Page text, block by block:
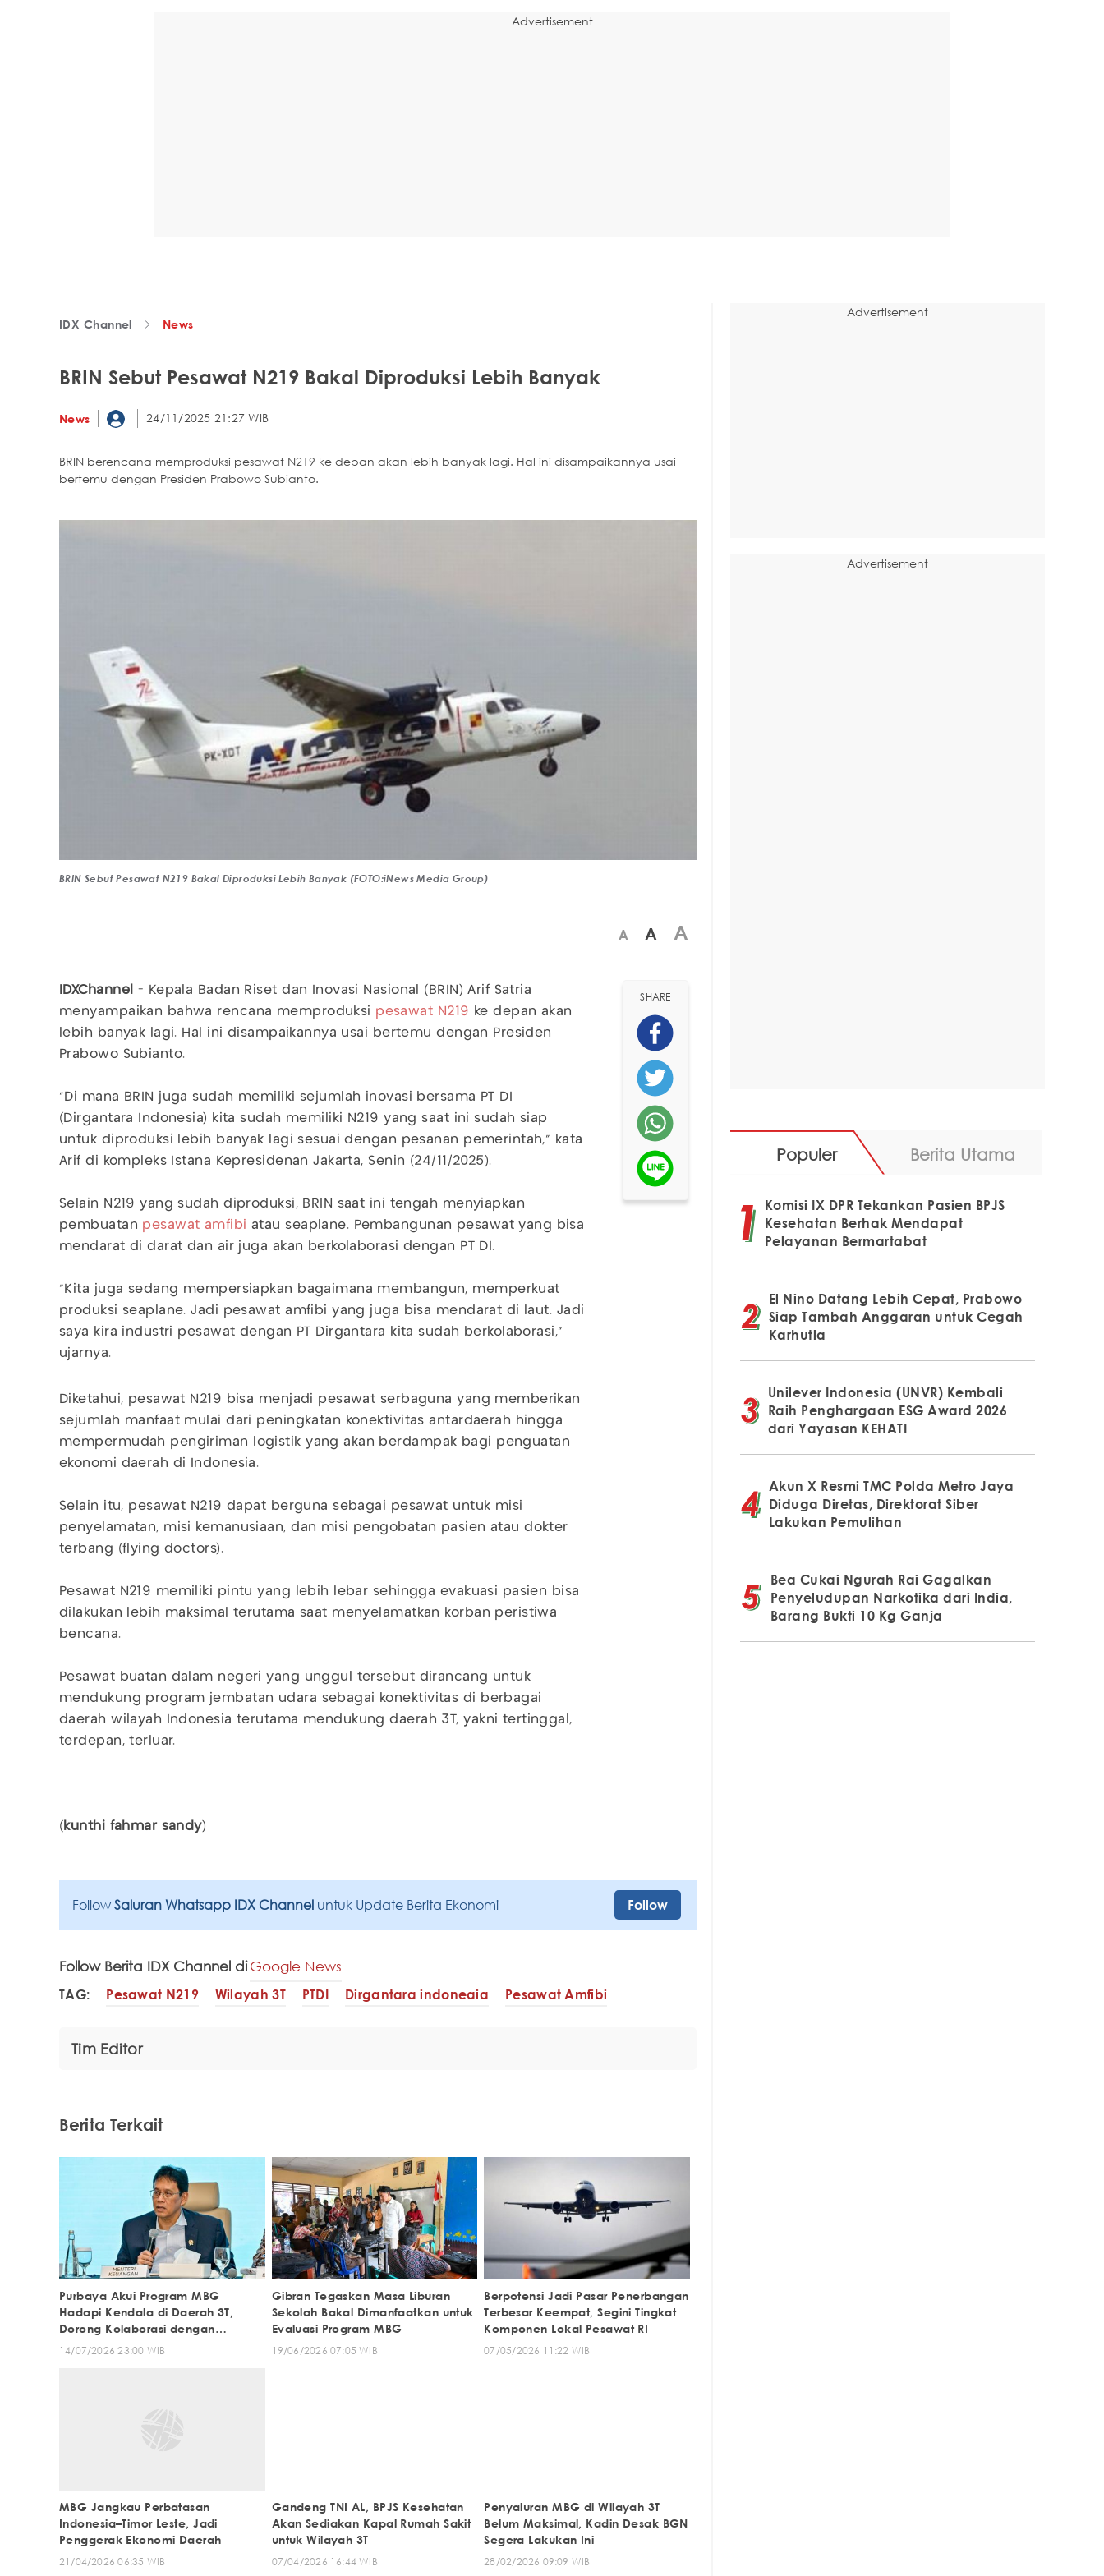
Advertisement
IDX Channel News
BRIN Sebut Pesawat N219 Bakal Diproduksi Lebih Banyak
News 24/11/2025 21:27 WIB
BRIN berencana memproduksi pesawat N219 ke depan akan lebih banyak lagi. Hal ini disampaikannya usai
bertemu dengan Presiden Prabowo Subianto.
BRIN Sebut Pesawat N219 Bakal Diproduksi Lebih Banyak (FOTO:iNews Media Group)
A A A
IDXChannel
- Kepala Badan Riset dan Inovasi Nasional (BRIN) Arif Satria
menyampaikan bahwa rencana memproduksi pesawat N219 ke depan akan
lebih banyak lagi. Hal ini disampaikannya usai bertemu dengan Presiden
Prabowo Subianto.
"Di mana BRIN juga sudah memiliki sejumlah inovasi bersama PT DI
(Dirgantara Indonesia) kita sudah memiliki N219 yang saat ini sudah siap
untuk diproduksi lebih banyak lagi sesuai dengan pesanan pemerintah," kata
Arif di kompleks Istana Kepresidenan Jakarta, Senin (24/11/2025).
Selain N219 yang sudah diproduksi, BRIN saat ini tengah menyiapkan
pembuatan pesawat amfibi atau seaplane. Pembangunan pesawat yang bisa
mendarat di darat dan air juga akan berkolaborasi dengan PT DI.
"Kita juga sedang mempersiapkan bagaimana membangun, memperkuat
produksi seaplane. Jadi pesawat amfibi yang juga bisa mendarat di laut. Jadi
saya kira industri pesawat dengan PT Dirgantara kita sudah berkolaborasi,"
ujarnya.
Diketahui, pesawat N219 bisa menjadi pesawat serbaguna yang memberikan
sejumlah manfaat mulai dari peningkatan konektivitas antardaerah hingga
mempermudah pengiriman logistik yang akan berdampak bagi penguatan
ekonomi daerah di Indonesia.
Selain itu, pesawat N219 dapat berguna sebagai pesawat untuk misi
penyelamatan, misi kemanusiaan, dan misi pengobatan pasien atau dokter
terbang (flying doctors).
Pesawat N219 memiliki pintu yang lebih lebar sehingga evakuasi pasien bisa
dilakukan lebih maksimal terutama saat menyelamatkan korban peristiwa
bencana.
Pesawat buatan dalam negeri yang unggul tersebut dirancang untuk
mendukung program jembatan udara sebagai konektivitas di berbagai
daerah wilayah Indonesia terutama mendukung daerah 3T, yakni tertinggal,
terdepan, terluar.
( kunthi fahmar sandy)
SHARE
Follow Saluran Whatsapp IDX Channel untuk Update Berita Ekonomi Follow
Follow Berita IDX Channel diGoogle News
TAG: Pesawat N219 Wilayah 3T PTDI Dirgantara indoneaia Pesawat Amfibi
Tim Editor
Berita Terkait
Purbaya Akui Program MBG
Hadapi Kendala di Daerah 3T,
Dorong Kolaborasi dengan
BUMDes dan UMKM
14/07/2026 23:00 WIB
Gibran Tegaskan Masa Liburan
Sekolah Bakal Dimanfaatkan untuk
Evaluasi Program MBG
19/06/2026 07:05 WIB
Berpotensi Jadi Pasar Penerbangan
Terbesar Keempat, Segini Tingkat
Komponen Lokal Pesawat RI
07/05/2026 11:22 WIB
MBG Jangkau Perbatasan
Indonesia–Timor Leste, Jadi
Penggerak Ekonomi Daerah
21/04/2026 06:35 WIB
Gandeng TNI AL, BPJS Kesehatan
Akan Sediakan Kapal Rumah Sakit
untuk Wilayah 3T
07/04/2026 16:44 WIB
Penyaluran MBG di Wilayah 3T
Belum Maksimal, Kadin Desak BGN
Segera Lakukan Ini
28/02/2026 09:09 WIB
Advertisement
Advertisement
Populer Berita Utama
Komisi IX DPR Tekankan Pasien BPJS
Kesehatan Berhak Mendapat
Pelayanan Bermartabat
El Nino Datang Lebih Cepat, Prabowo
Siap Tambah Anggaran untuk Cegah
Karhutla
Unilever Indonesia (UNVR) Kembali
Raih Penghargaan ESG Award 2026
dari Yayasan KEHATI
Akun X Resmi TMC Polda Metro Jaya
Diduga Diretas, Direktorat Siber
Lakukan Pemulihan
Bea Cukai Ngurah Rai Gagalkan
Penyeludupan Narkotika dari India,
Barang Bukti 10 Kg Ganja